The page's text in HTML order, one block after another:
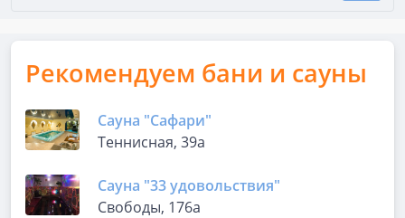
Рекомендуем бани и сауны
Сауна "Сафари"
Теннисная, 39а
Сауна "33 удовольствия"
Свободы, 176а